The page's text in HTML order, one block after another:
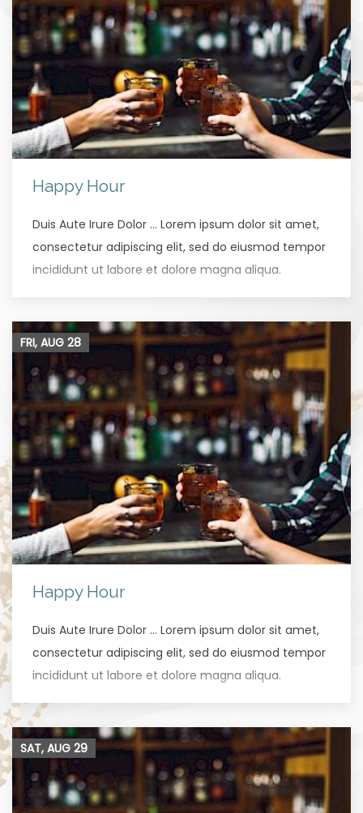
Happy Hour
Duis Aute Irure Dolor … Lorem ipsum dolor sit amet,
consectetur adipiscing elit, sed do eiusmod tempor
incididunt ut labore et dolore magna aliqua.
Happy Hour
Duis Aute Irure Dolor … Lorem ipsum dolor sit amet,
consectetur adipiscing elit, sed do eiusmod tempor
incididunt ut labore et dolore magna aliqua.
FRI, AUG 28
SAT, AUG 29